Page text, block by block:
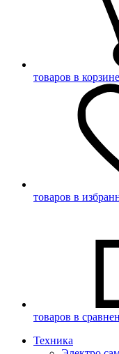
товаров в корзине
товаров в
товаров в
Техника